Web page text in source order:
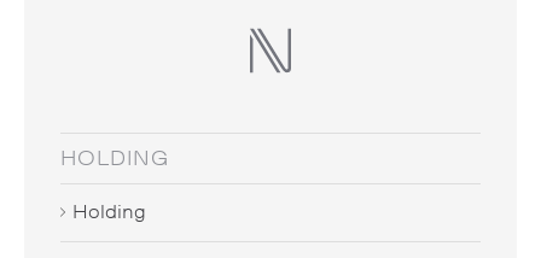
HOLDING
Holding